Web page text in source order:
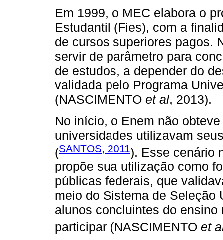
Em 1999, o MEC elabora o
Estudantil (Fies), com a
de cursos superiores pagos.
servir de parâmetro para
de estudos, a depender do
validada pelo Programa
(NASCIMENTO et al, 2013).
No início, o Enem não
universidades utilizavam
(SANTOS, 2011). Esse cenário
propõe sua utilização como
públicas federais, que
meio do Sistema de Seleção
alunos concluintes do
participar (NASCIMENTO et